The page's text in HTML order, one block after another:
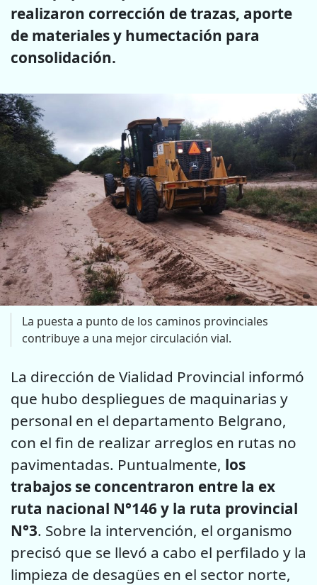
realizaron corrección de trazas, aporte
de materiales y humectación para
consolidación.
La puesta a punto de los caminos provinciales
contribuye a una mejor circulación vial.
La dirección de Vialidad Provincial informó
que hubo despliegues de maquinarias y
personal en el departamento Belgrano,
con el fin de realizar arreglos en rutas no
pavimentadas. Puntualmente, los
trabajos se concentraron entre la ex
ruta nacional N°146 y la ruta provincial
N°3. Sobre la intervención, el organismo
precisó que se llevó a cabo el perfilado y la
limpieza de desagües en el sector norte,